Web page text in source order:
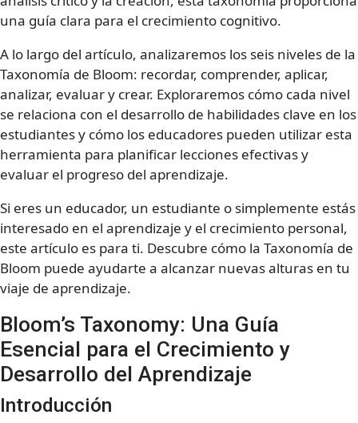
una guía clara para el crecimiento cognitivo.
A lo largo del artículo, analizaremos los seis niveles de la
Taxonomía de Bloom: recordar, comprender, aplicar,
analizar, evaluar y crear. Exploraremos cómo cada nivel
se relaciona con el desarrollo de habilidades clave en los
estudiantes y cómo los educadores pueden utilizar esta
herramienta para planificar lecciones efectivas y
evaluar el progreso del aprendizaje.
Si eres un educador, un estudiante o simplemente estás
interesado en el aprendizaje y el crecimiento personal,
este artículo es para ti. Descubre cómo la Taxonomía de
Bloom puede ayudarte a alcanzar nuevas alturas en tu
viaje de aprendizaje.
Bloom’s Taxonomy: Una Guía
Esencial para el Crecimiento y
Desarrollo del Aprendizaje
Introducción